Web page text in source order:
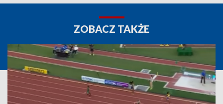
ZOBACZ TAKŻE